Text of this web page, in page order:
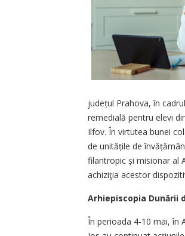
județul Prahova, în
remedială pentru elevi
Ilfov. În virtutea bunei
de unitățile de
filantropic și misionar al
achiziţia acestor
Arhiepiscopia Dunării
În perioada 4-10 mai, în